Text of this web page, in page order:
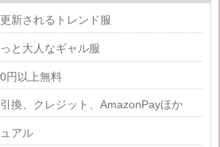
新されるトレンド服
と大人なギャル服
円以上無料
換、クレジット、AmazonPayほか
アル